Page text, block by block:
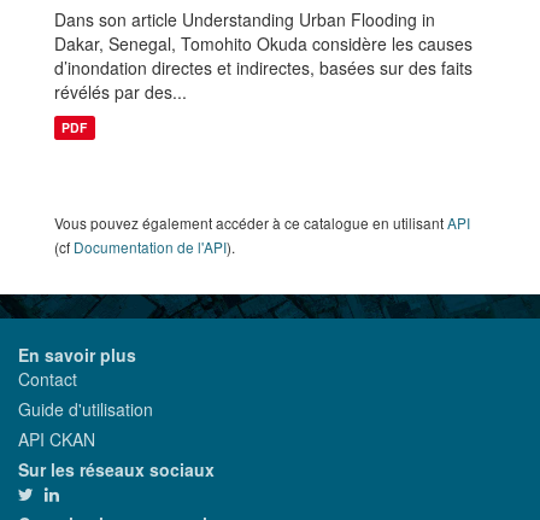
Dans son article Understanding Urban Flooding in
Dakar, Senegal, Tomohito Okuda considère les causes
d’inondation directes et indirectes, basées sur des faits
révélés par des...
PDF
Vous pouvez également accéder à ce catalogue en utilisantAPI
(cf Documentation de l'API).
En savoir plus
Contact
Guide d'utilisation
API CKAN
Sur les réseaux sociaux